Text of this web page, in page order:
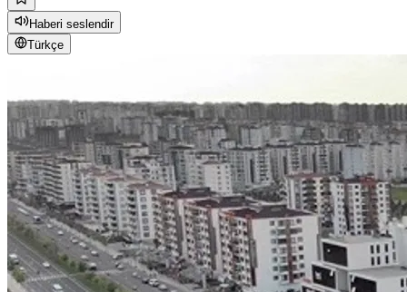
Haberi seslendir
Türkçe